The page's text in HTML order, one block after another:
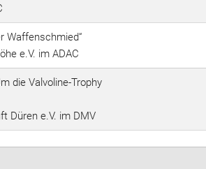
Waffenschmied“
e.V. im ADAC
die Valvoline-Trophy
Düren e.V. im DMV